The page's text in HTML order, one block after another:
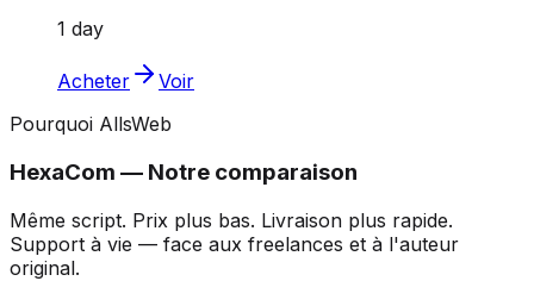
1 day
Acheter
Voir
Pourquoi AllsWeb
HexaCom — Notre comparaison
Même script. Prix plus bas. Livraison plus rapide.
Support à vie — face aux freelances et à l'auteur
original.